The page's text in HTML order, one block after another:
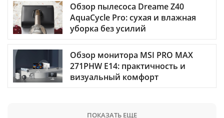
Обзор пылесоса Dreame Z40
AquaCycle Pro: сухая и влажная
уборка без усилий
Обзор монитора MSI PRO MAX
271PHW E14: практичность и
визуальный комфорт
ПОКАЗАТЬ ЕЩЕ